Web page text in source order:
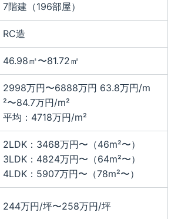
7階建（196部屋）
RC造
46.98㎡〜81.72㎡
2998万円〜6888万円 63.8万円/m
²〜84.7万円/m²
平均：4718万円/m²
2LDK：3468万円〜（46m²〜）
3LDK：4824万円〜（64m²〜）
4LDK：5907万円〜（78m²〜）
244万円/坪〜258万円/坪